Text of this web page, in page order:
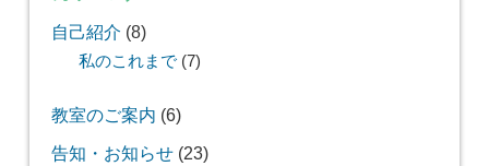
自己紹介 (8)
私のこれまで(7)
教室のご案内 (6)
告知・お知らせ(23)